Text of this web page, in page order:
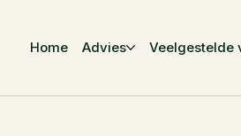
Home Advies Veelgestelde